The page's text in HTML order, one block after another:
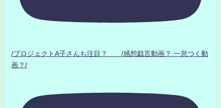
/プロジェクトA子さんも注目？ /感想戯言動画？.一息つく動
画？/